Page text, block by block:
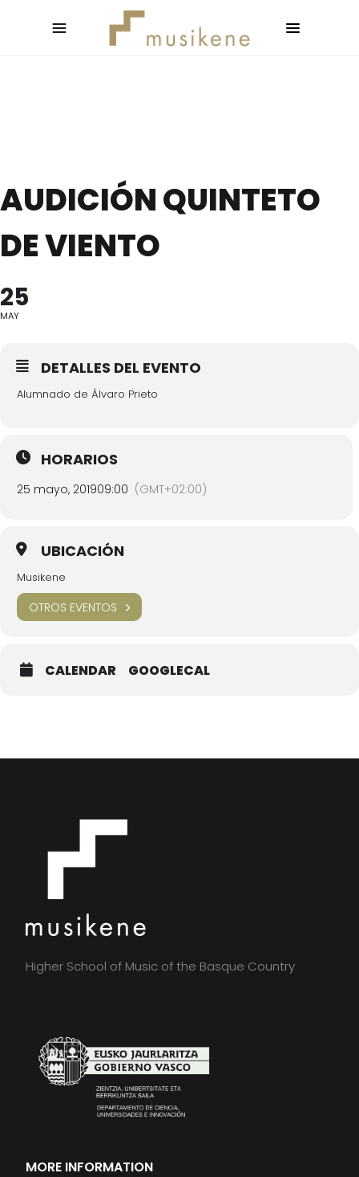
AUDICIÓN QUINTETO
DE VIENTO
25
MAY
DETALLES DEL EVENTO
Alumnado de Álvaro Prieto
HORARIOS
25 mayo, 201909:00 (GMT+02:00)
UBICACIÓN
Musikene
OTROS EVENTOS
CALENDAR GOOGLECAL
Higher School of Music of the Basque Country
MORE INFORMATION